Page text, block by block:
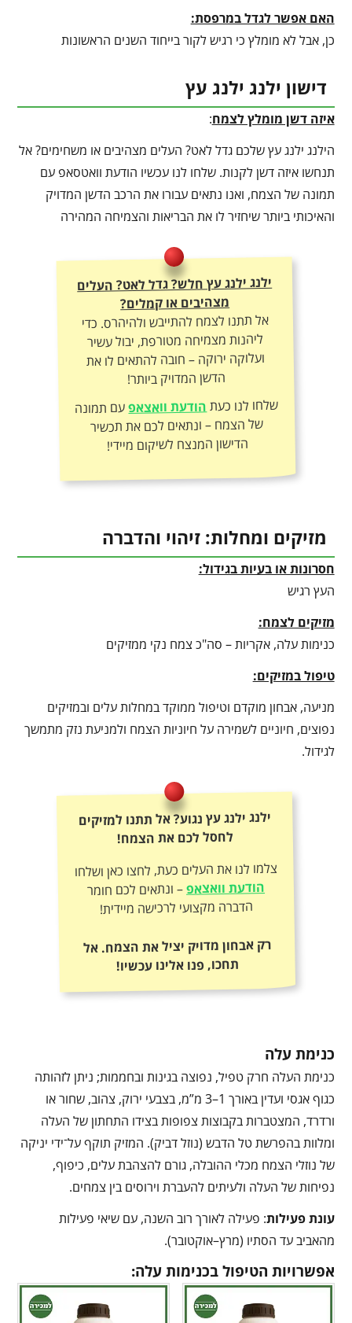
האם אפשר לגדל במרפסת:
כן, אבל לא מומלץ כי רגיש לקור בייחוד השנים הראשונות
דישון ילנג ילנג עץ
איזה דשן מומלץ לצמח:
הילנג ילנג עץ שלכם גדל לאט? העלים מצהיבים או משחימים? אל
תנחשו איזה דשן לקנות. שלחו לנו עכשיו הודעת וואטסאפ עם
תמונה של הצמח, ואנו נתאים עבורו את הרכב הדשן המדויק
והאיכותי ביותר שיחזיר לו את הבריאות והצמיחה המהירה
ילנג ילנג עץ חלש? גדל לאט? העלים
מצהיבים או קמלים?
אל תתנו לצמח להתייבש ולהיהרס. כדי
ליהנות מצמיחה מטורפת, יבול עשיר
ועלוקה ירוקה – חובה להתאים לו את
הדשן המדויק ביותר!
שלחו לנו כעתהודעת וואצאפעם תמונה
של הצמח – ונתאים לכם את תכשיר
הדישון המנצח לשיקום מיידי!
מזיקים ומחלות: זיהוי והדברה
חסרונות או בעיות בגידול:
העץ רגיש
מזיקים לצמח:
כנימות עלה, אקריות – סה"כ צמח נקי ממזיקים
טיפול במזיקים:
מניעה, אבחון מוקדם וטיפול ממוקד במחלות עלים ובמזיקים
נפוצים, חיוניים לשמירה על חיוניות הצמח ולמניעת נזק מתמשך
לגידול.
ילנג ילנג עץ נגוע? אל תתנו למזיקים
לחסל לכם את הצמח!
צלמו לנו את העלים כעת, לחצו כאן ושלחו
הודעת וואצאפ– ונתאים לכם חומר
הדברה מקצועי לרכישה מיידית!
רק אבחון מדויק יציל את הצמח. אל
תחכו, פנו אלינו עכשיו!
כנימת עלה
כנימת העלה חרק טפיל, נפוצה בגינות ובחממות; ניתן לזהותה
כגוף אגסי ועדין באורך 1–3 מ”מ, בצבעי ירוק, צהוב, שחור או
ורדרד, המצטברות בקבוצות צפופות בצידו התחתון של העלה
ומלוות בהפרשת טל הדבש (נוזל דביק). המזיק תוקף על־ידי יניקה
של נוזלי הצמח מכלי ההובלה, גורם להצהבת עלים, כיפוף,
נפיחות של העלה ולעיתים להעברת וירוסים בין צמחים.
עונת פעילות: פעילה לאורך רוב השנה, עם שיאי פעילות
מהאביב עד הסתיו (מרץ–אוקטובר).
אפשרויות הטיפול בכנימות עלה: